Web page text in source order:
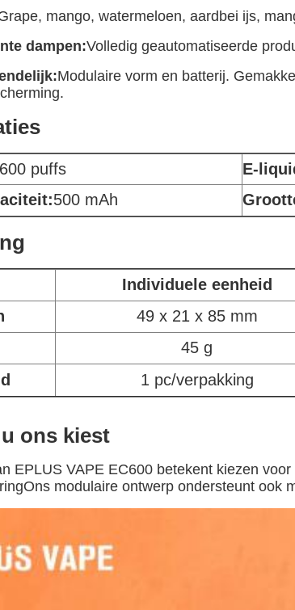
mango, watermeloen, aardbei ijs,
dampen:Volledig geautomatiseerde
Modulaire vorm en batterij.
600 puffs E-
500 mAh
Individuele eenheid
49 x 21 x 85 mm
45 g
1 pc/verpakking
ons kiest
EPLUS VAPE EC600 betekent kiezen
modulaire ontwerp ondersteunt ook